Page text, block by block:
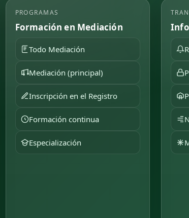
PROGRAMAS
Formación en Mediación
Todo Mediación
Mediación (principal)
Inscripción en el Registro
Formación continua
Especialización